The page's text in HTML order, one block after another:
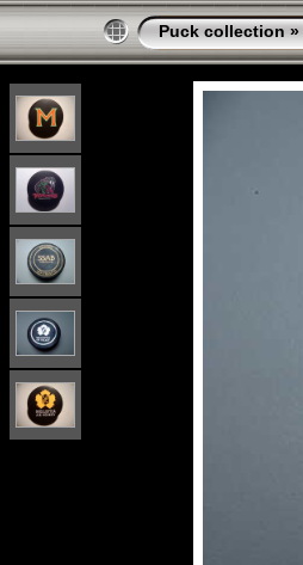
Puck collection »